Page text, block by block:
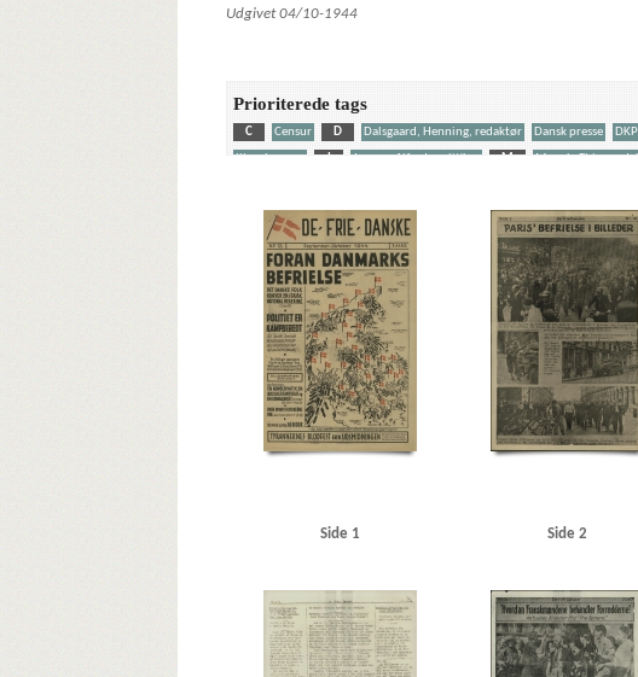
Udgivet 04/10-1944
Prioriterede tags
C Censur D Dalsgaard, Henning, redaktør Dansk presse
Illegal presse
J Jensen, Alfred, politiker M Munck, Ebbe,
Yderligere tags
Aalborg Aarhus Aarild Nielsen, Poul Agerholm Christensen,
Antikominternpagten
Antoni Jensen, Willi, redaktør B Balkan
Bodenhoff, Willie, fuldmægtig
Borberg, Svend, redaktør Brandstrup,
Capper, Arthur, senator
Caspersen, politibetjent
Christensen, Valdemar, vognmand, Vordingborg
Christiansborg
Danmark under Verdenskrig og Besættelse, bogtitel
Danmarks Frihedsraad
De frie Danske
de Gaulle, Charles De Samvirkende Fagforbund Den
DNSAP (Danmarks Nationalsocialistiske Arbejderparti)
Dragør Dragør
Holm, uddeler, Rindby
Honore Aamann, Harry Godtfred, ingeniør
Hviid Petersen, Børge, overassistent, Vanløse
Højers Hotel, Sandvig I
Johansen, E., tømrermester, Nordby
Journalistforbundet Juncker,
Side 1 Side 2